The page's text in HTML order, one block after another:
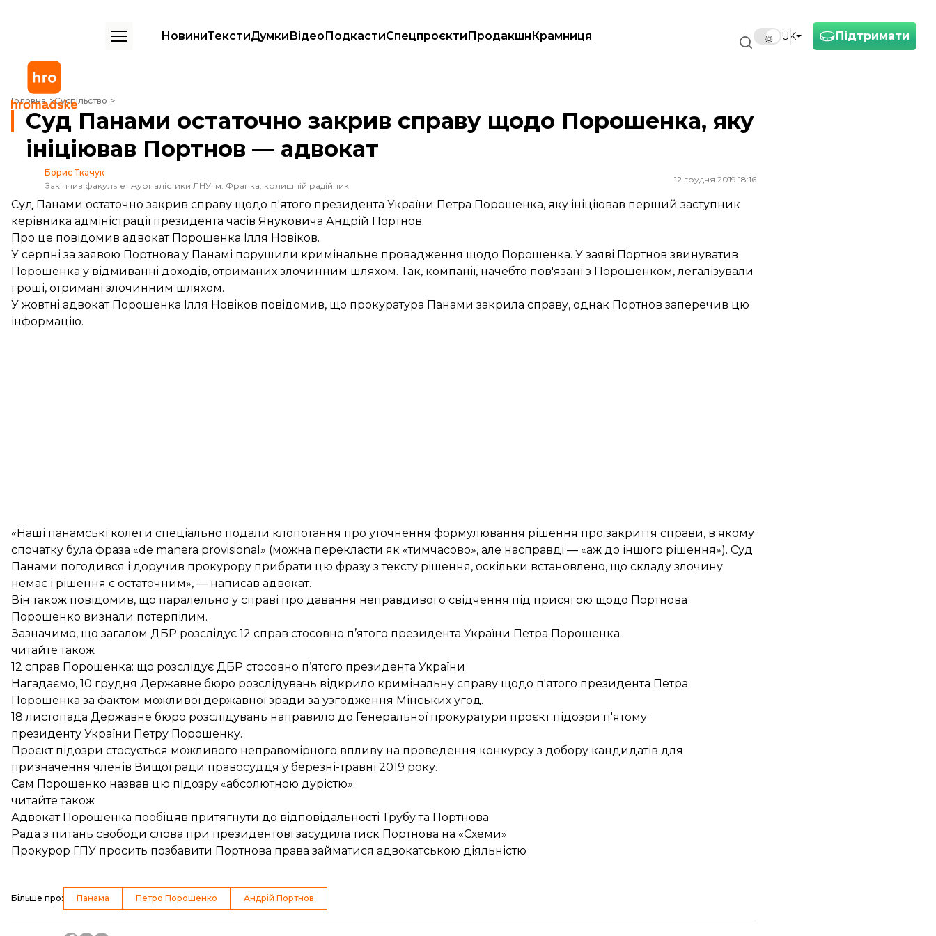
Підтримати
UK
НовиниТекстиДумкиВідеоПодкастиСпецпроєктиПродакшнКрамниця
Головна Суспільство
Суд Панами остаточно закрив справу щодо Порошенка, яку ініціював Портнов — адвокат
Суд Панами остаточно закрив справу щодо Порошенка, яку
ініціював Портнов — адвокат
Борис Ткачук
Закінчив факультет журналістики ЛНУ ім. Франка, колишній радійник
12 грудня 2019 18:16
Суд Панами остаточно закрив справу щодо п'ятого президента України Петра Порошенка, яку ініціював перший заступник
керівника адміністрації президента часів Януковича Андрій Портнов.
Про це повідомив адвокат Порошенка Ілля Новіков.
У серпні за заявою Портнова у Панамі порушили кримінальне провадження щодо Порошенка. У заяві Портнов звинуватив
Порошенка у відмиванні доходів, отриманих злочинним шляхом. Так, компанії, начебто пов'язані з Порошенком, легалізували
гроші, отримані злочинним шляхом.
У жовтні адвокат Порошенка Ілля Новіков повідомив, що прокуратура Панами закрила справу, однак Портнов заперечив цю
інформацію.
«Наші панамські колеги спеціально подали клопотання про уточнення формулювання рішення про закриття справи, в якому
спочатку була фраза «de manera provisional» (можна перекласти як «тимчасово», але насправді — «аж до іншого рішення»). Суд
Панами погодився і доручив прокурору прибрати цю фразу з тексту рішення, оскільки встановлено, що складу злочину
немає і рішення є остаточним», — написав адвокат.
Він також повідомив, що паралельно у справі про давання неправдивого свідчення під присягою щодо Портнова
Порошенко визнали потерпілим.
Зазначимо, що загалом ДБР розслідує 12 справ стосовно п’ятого президента України Петра Порошенка.
читайте також
12 справ Порошенка: що розслідує ДБР стосовно п’ятого президента України
Нагадаємо, 10 грудня Державне бюро розслідувань відкрило кримінальну справу щодо п'ятого президента Петра
Порошенка за фактом можливої ​​державної зради за узгодження Мінських угод.
18 листопада Державне бюро розслідувань направило до Генеральної прокуратури проєкт підозри п'ятому
президенту України Петру Порошенку.
Проєкт підозри стосується можливого неправомірного впливу на проведення конкурсу з добору кандидатів для
призначення членів Вищої ради правосуддя у березні-травні 2019 року.
Сам Порошенко назвав цю підозру «абсолютною дурістю».
читайте також
Адвокат Порошенка пообіцяв притягнути до відповідальності Трубу та Портнова
Рада з питань свободи слова при президентові засудила тиск Портнова на «Схеми»
Прокурор ГПУ просить позбавити Портнова права займатися адвокатською діяльністю
Більше про: Панама Петро Порошенко Андрій Портнов